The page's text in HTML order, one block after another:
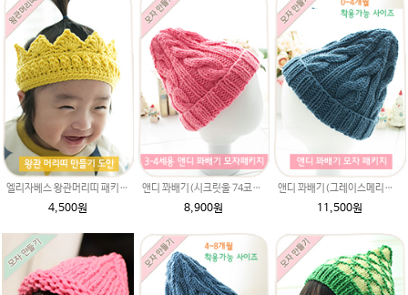
엘리자베스 왕관머리띠 패키지 (종이도안+ 울라인 45g 뜨개실 1타래)/태교뜨개질/태교취미뜨개질 뜨게질/손뜨개왕관/성장앨범
4,500원
앤디 꽈배기(시크릿울 74코) 3~4세용 아기모자뜨기 패키지 (앤디모자도안 + 뜨개실 1타래),손뜨개모자,모자DIY,비니모자만들기,유아모자뜨기,아기모자뜨기,꽈배기모자,꽈배기무늬,아기모자뜨개질,모자뜨개질
8,900원
앤디 꽈배기(그레이스메리노울 74코) 0~4개월 아기모자뜨기 패키지 (앤디모자도안 + 뜨개실 2타래),손뜨개모자,모자DIY,비니모자만들기,유아모자뜨기,아기모자뜨기,꽈배기모자,꽈배기무늬,아기모자뜨개질,모자뜨개질
11,500원